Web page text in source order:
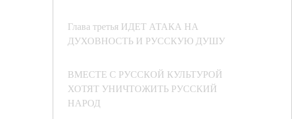
Глава третья ИДЕТ АТАКА НА
ДУХОВНОСТЬ И РУССКУЮ ДУШУ
ВМЕСТЕ С РУССКОЙ КУЛЬТУРОЙ
ХОТЯТ УНИЧТОЖИТЬ РУССКИЙ
НАРОД